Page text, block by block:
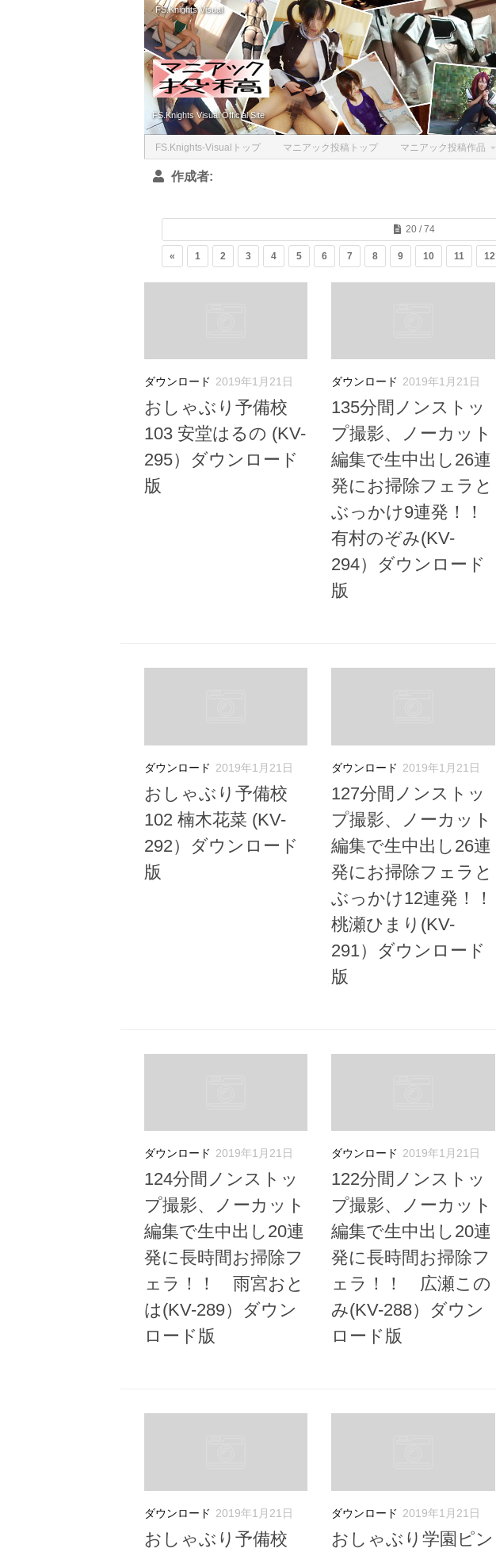
FS.Knights Visual
FS.Knights Visual Official Site
FS.Knights-Visualトップ マニアック投稿トップ マニアック投稿作品
作成者:
20 / 74
« 1 2 3 4 5 6 7 8 9 10 11 12
ダウンロード 2019年1月21日
おしゃぶり予備校
103 安堂はるの (KV-
295）ダウンロード
版
ダウンロード 2019年1月21日
135分間ノンストッ
プ撮影、ノーカット
編集で生中出し26連
発にお掃除フェラと
ぶっかけ9連発！！
有村のぞみ(KV-
294）ダウンロード
版
ダウンロード 2019年1月21日
おしゃぶり予備校
102 楠木花菜 (KV-
292）ダウンロード
版
ダウンロード 2019年1月21日
127分間ノンストッ
プ撮影、ノーカット
編集で生中出し26連
発にお掃除フェラと
ぶっかけ12連発！！
桃瀬ひまり(KV-
291）ダウンロード
版
ダウンロード 2019年1月21日
124分間ノンストッ
プ撮影、ノーカット
編集で生中出し20連
発に長時間お掃除フ
ェラ！！ 雨宮おと
は(KV-289）ダウン
ロード版
ダウンロード 2019年1月21日
122分間ノンストッ
プ撮影、ノーカット
編集で生中出し20連
発に長時間お掃除フ
ェラ！！ 広瀬この
み(KV-288）ダウン
ロード版
ダウンロード 2019年1月21日
おしゃぶり予備校
ダウンロード 2019年1月21日
おしゃぶり学園ピン